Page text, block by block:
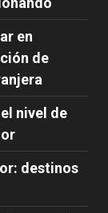
en
de
nivel de
destinos